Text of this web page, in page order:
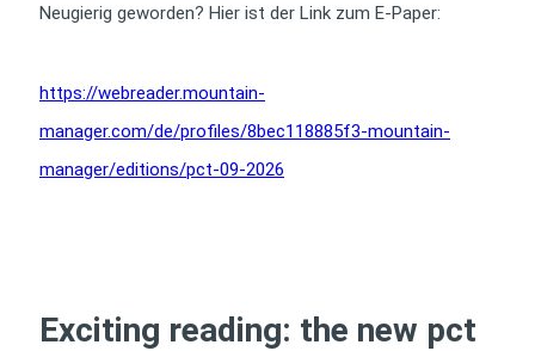
Neugierig geworden? Hier ist der Link zum E-Paper:
https://webreader.mountain-
manager.com/de/profiles/8bec118885f3-mountain-
manager/editions/pct-09-2026
Exciting reading: the new pct